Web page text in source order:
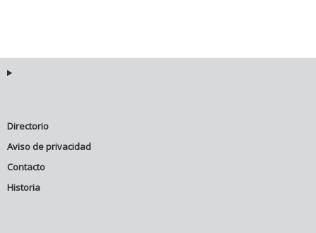
Directorio
Aviso de privacidad
Contacto
Historia